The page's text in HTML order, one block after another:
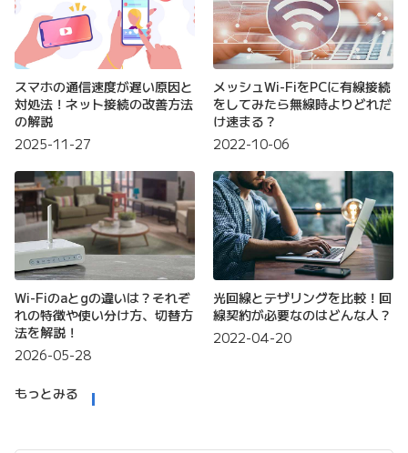
スマホの通信速度が遅い原因と
対処法！ネット接続の改善方法
の解説
2025-11-27
メッシュWi-FiをPCに有線接続
をしてみたら無線時よりどれだ
け速まる？
2022-10-06
Wi-Fiのaとgの違いは？それぞ
れの特徴や使い分け方、切替方
法を解説！
2026-05-28
光回線とテザリングを比較！回
線契約が必要なのはどんな人？
2022-04-20
もっとみる